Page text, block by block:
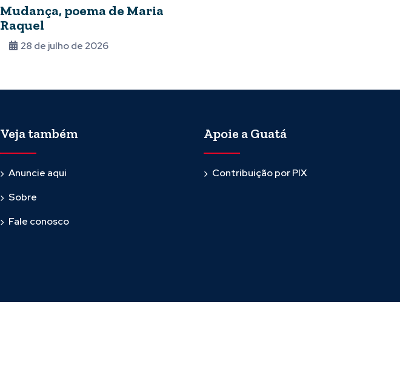
Mudança, poema de Maria
Raquel
28 de julho de 2026
Veja também
Anuncie aqui
Sobre
Fale conosco
Apoie a Guatá
Contribuição por PIX